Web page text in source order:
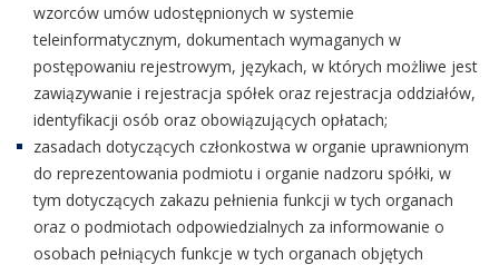
wzorców umów udostępnionych w systemie
teleinformatycznym, dokumentach wymaganych w
postępowaniu rejestrowym, językach, w których możliwe jest
zawiązywanie i rejestracja spółek oraz rejestracja oddziałów,
identyfikacji osób oraz obowiązujących opłatach;
zasadach dotyczących członkostwa w organie uprawnionym
do reprezentowania podmiotu i organie nadzoru spółki, w
tym dotyczących zakazu pełnienia funkcji w tych organach
oraz o podmiotach odpowiedzialnych za informowanie o
osobach pełniących funkcje w tych organach objętych